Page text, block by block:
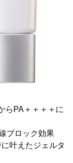
らPA＋＋＋＋に
ブロック効果
叶えたジェルタ